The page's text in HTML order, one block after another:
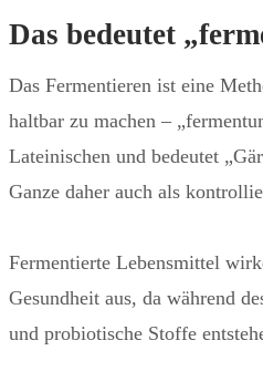
Das bedeutet
Das Fermentieren ist eine
haltbar zu machen –
Lateinischen und bedeutet
Ganze daher auch als
Fermentierte Lebensmittel
Gesundheit aus, da während
und probiotische Stoffe